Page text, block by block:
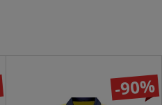
-90%